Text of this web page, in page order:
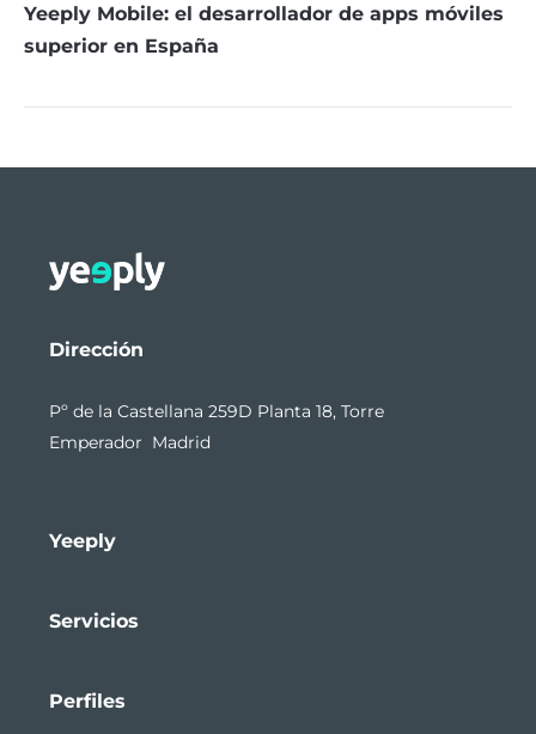
Yeeply Mobile: el desarrollador de apps móviles
superior en España
Dirección
Pº de la Castellana 259D Planta 18, Torre
Emperador Madrid
Yeeply
Servicios
Perfiles